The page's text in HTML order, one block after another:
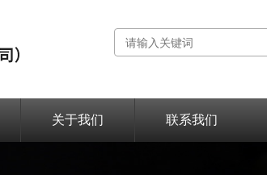
关于我们 联系我们